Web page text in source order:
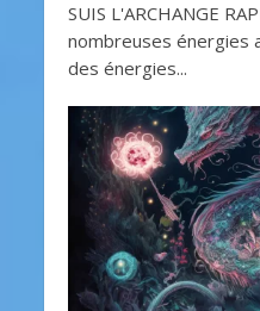
SUIS L'ARCHANGE
nombreuses énergies
des énergies...